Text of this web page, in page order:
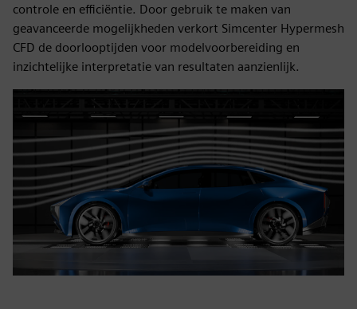
controle en efficiëntie. Door gebruik te maken van
geavanceerde mogelijkheden verkort Simcenter Hypermesh
CFD de doorlooptijden voor modelvoorbereiding en
inzichtelijke interpretatie van resultaten aanzienlijk.